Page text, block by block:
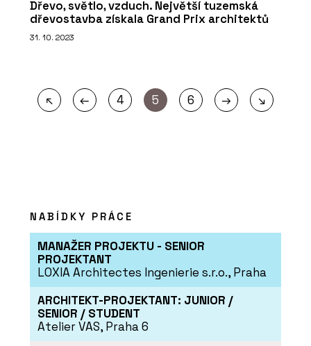
Dřevo, světlo, vzduch. Největší tuzemská
dřevostavba získala Grand Prix architektů
31. 10. 2023
↖ ← 4 5 6 → ↘
NABÍDKY PRÁCE
MANAŽER PROJEKTU - SENIOR
PROJEKTANT
LOXIA Architectes Ingenierie s.r.o., Praha
ARCHITEKT-PROJEKTANT: JUNIOR /
SENIOR / STUDENT
Atelier VAS, Praha 6